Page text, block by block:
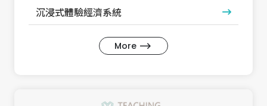
沉浸式體驗經濟系統
More